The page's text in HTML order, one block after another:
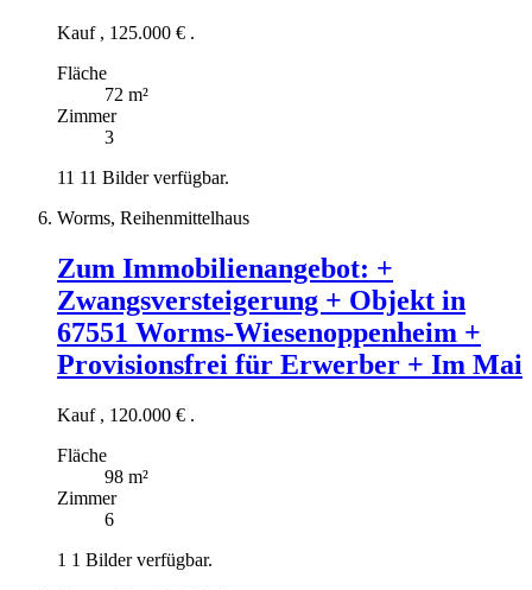
Kauf , 125.000 € .
Fläche
72 m²
Zimmer
3
11 11 Bilder verfügbar.
Worms, Reihenmittelhaus
Zum Immobilienangebot: +
Zwangsversteigerung + Objekt in
67551 Worms-Wiesenoppenheim +
Provisionsfrei für Erwerber + Im Mai
Kauf , 120.000 € .
Fläche
98 m²
Zimmer
6
1 1 Bilder verfügbar.